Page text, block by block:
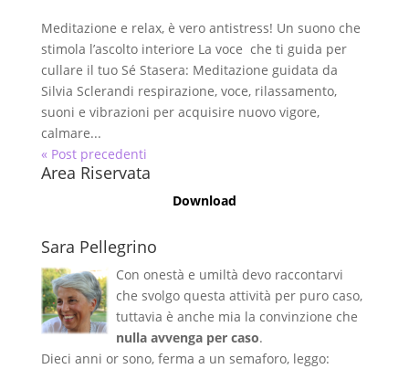
Meditazione e relax, è vero antistress! Un suono che
stimola l’ascolto interiore La voce che ti guida per
cullare il tuo Sé Stasera: Meditazione guidata da
Silvia Sclerandi respirazione, voce, rilassamento,
suoni e vibrazioni per acquisire nuovo vigore,
calmare...
« Post precedenti
Area Riservata
Download
Sara Pellegrino
Con onestà e umiltà devo raccontarvi
che svolgo questa attività per puro caso,
tuttavia è anche mia la convinzione che
nulla avvenga per caso.
Dieci anni or sono, ferma a un semaforo, leggo: